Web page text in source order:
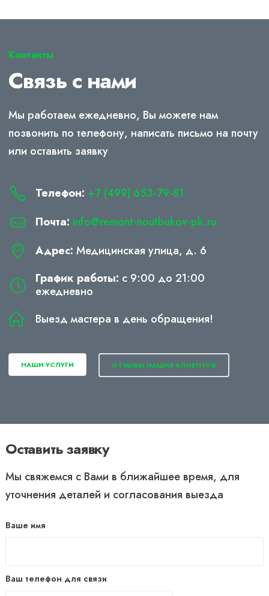
Контакты
Связь с нами
Мы работаем ежедневно, Вы можете нам
позвонить по телефону, написать письмо на почту
или оставить заявку
Телефон: +7 (499) 653-79-81
Почта: info@remont-noutbukov-pk.ru
Адрес: Медицинская улица, д. 6
График работы: с 9:00 до 21:00
ежедневно
Выезд мастера в день обращения!
НАШИ УСЛУГИ ОТЗЫВЫ НАШИХ КЛИЕНТОВ
Оставить заявку
Мы свяжемся с Вами в ближайшее время, для
уточнения деталей и согласования выезда
Ваше имя
Ваш телефон для связи